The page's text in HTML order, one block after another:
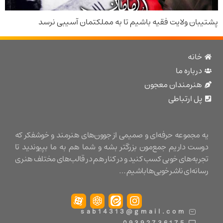
ولایت فقیه باشیم تا به مملکتمان آسیبی نرسد
ما
معجون
ارتباطی
حرفه‌ای و صمیمی از جوون‌های هنرمند و خوشفکر که
داریم جمع‌مون بزرگتر بشه و شما هم به ما بپیوندید تا
خوبی کسب کنید و در کنار هم در قالب‌های مختلف هنری
ناشر خوبی‌ها باشیم …
sab14313@gmail.com